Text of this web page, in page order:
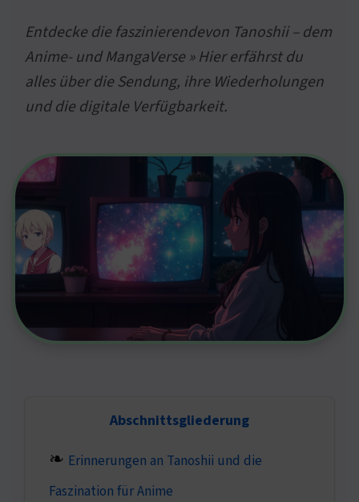
Entdecke die faszinierendevon Tanoshii – dem
Anime- und MangaVerse » Hier erfährst du
alles über die Sendung, ihre Wiederholungen
und die digitale Verfügbarkeit.
Abschnittsgliederung
Erinnerungen an Tanoshii und die
Faszination für Anime